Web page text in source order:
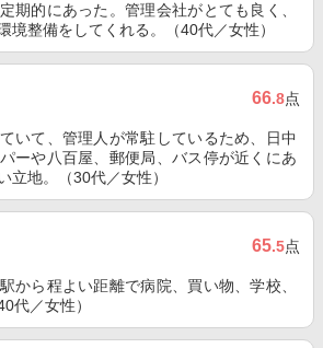
期的にあった。管理会社がとても良く、
境整備をしてくれる。（40代／女性）
66.8点
いて、管理人が常駐しているため、日中
ーや八百屋、郵便局、バス停が近くにあ
立地。（30代／女性）
65.5点
から程よい距離で病院、買い物、学校、
代／女性）